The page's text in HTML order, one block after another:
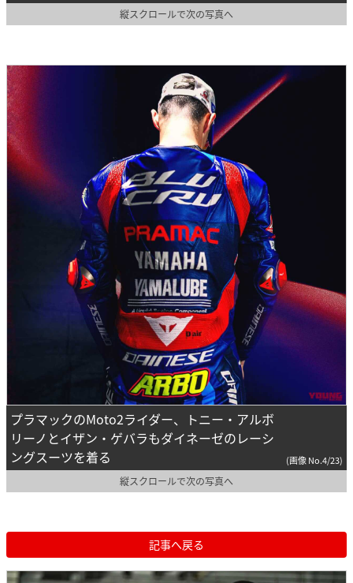
縦スクロールで次の写真へ
プラマックのMoto2ライダー、トニー・アルボ
リーノとイザン・ゲバラもダイネーゼのレーシ
ングスーツを着る
(画像 No.4/23)
縦スクロールで次の写真へ
記事へ戻る